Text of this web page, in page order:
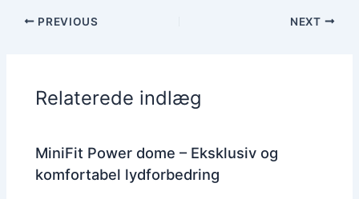
PREVIOUS NEXT
Relaterede indlæg
MiniFit Power dome – Eksklusiv og
komfortabel lydforbedring